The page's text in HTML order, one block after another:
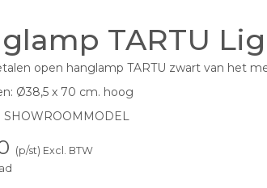
TARTU
open hanglamp TARTU zwart van het
Ø38,5 x 70 cm. hoog
SHOWROOMMODEL
(p/st) Excl. BTW